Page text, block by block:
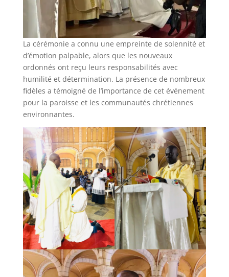
La cérémonie a connu une empreinte de solennité et
d’émotion palpable, alors que les nouveaux
ordonnés ont reçu leurs responsabilités avec
humilité et détermination. La présence de nombreux
fidèles a témoigné de l’importance de cet événement
pour la paroisse et les communautés chrétiennes
environnantes.